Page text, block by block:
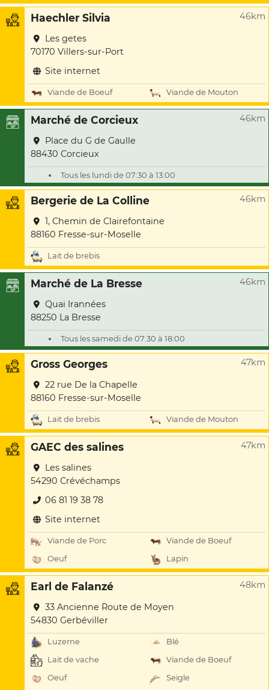
Haechler Silvia 46km
Les getes
70170 Villers-sur-Port
Site internet
Viande de Boeuf Viande de Mouton
Marché de Corcieux 46km
Place du G de Gaulle
88430 Corcieux
Tous les lundi de 07:30 à 13:00
Bergerie de La Colline 46km
1, Chemin de Clairefontaine
88160 Fresse-sur-Moselle
Lait de brebis
Marché de La Bresse 46km
Quai Irannées
88250 La Bresse
Tous les samedi de 07:30 à 18:00
Gross Georges 47km
22 rue De la Chapelle
88160 Fresse-sur-Moselle
Lait de brebis Viande de Mouton
GAEC des salines 47km
Les salines
54290 Crévéchamps
06 81 19 38 78
Site internet
Viande de Porc
Viande de Boeuf
Oeuf
Lapin
Earl de Falanzé 48km
33 Ancienne Route de Moyen
54830 Gerbéviller
Luzerne
Blé
Lait de vache
Viande de Boeuf
Oeuf
Seigle